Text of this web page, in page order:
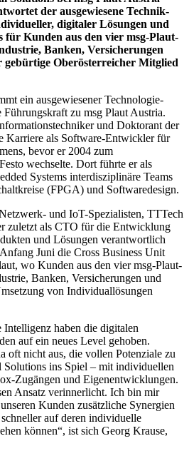
der ausgewiesene Technik-
digitaler Lösungen und
für Kunden aus den vier msg-Plaut-
Banken, Versicherungen
Oberösterreicher Mitglied
ein ausgewiesener Technologie-
Führungskraft zu msg Plaut Austria.
und Doktorant der
Karriere als Software-Entwickler für
bevor er 2004 zum
wechselte. Dort führte er als
Systems interdisziplinäre Teams
(FPGA) und Softwaredesign.
und IoT-Spezialisten, TTTech
zuletzt als CTO für die Entwicklung
und Lösungen verantwortlich
Juni die Cross Business Unit
wo Kunden aus den vier msg-Plaut-
Banken, Versicherungen und
von Individuallösungen
haben die digitalen
auf ein neues Level gehoben.
oft nicht aus, die vollen Potenziale zu
ins Spiel – mit individuellen
Zugängen und Eigenentwicklungen.
Ansatz verinnerlicht. Ich bin mir
Kunden zusätzliche Synergien
auf deren individuelle
können“, ist sich Georg Krause,